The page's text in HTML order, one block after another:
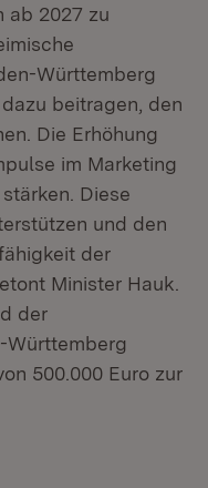
ab 2027 zu
Württemberg
beitragen, den
Die Erhöhung
im Marketing
Diese
und den
der
Minister Hauk.
der
Württemberg
500.000 Euro zur